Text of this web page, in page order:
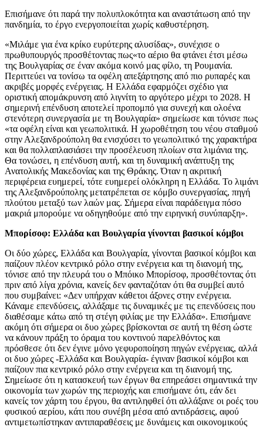
Επισήμανε ότι παρά την πολυπλοκότητα και αναστάτωση από την
πανδημία, το έργο ενεργοποιείται χωρίς καθυστέρηση.
«Μιλάμε για ένα κρίκο ευρύτερης αλυσίδας», συνέχισε ο
πρωθυπουργός προσθέτοντας πως«το αέριο θα φτάνει έτσι μέσω
της Βουλγαρίας σε έναν ακόμα κοινό μας φίλο, τη Ρουμανία.
Περιττεύει να τονίσω τα οφέλη απεξάρτησης από πιο ρυπαρές και
ακριβές μορφές ενέργειας. Η Ελλάδα εφαρμόζει σχέδιο για
οριστική απομάκρυνση από λιγνίτη το αργότερο μέχρι το 2028. Η
σημερινή επένδυση αποτελεί προπομπό για συνεχή και ολοένα
στενότερη συνεργασία με τη Βουλγαρία» σημείωσε και τόνισε πως
«τα οφέλη είναι και γεωπολιτικά. Η χωροθέτηση του νέου σταθμού
στην Αλεξανδρούπολη θα ενισχύσει το γεωπολιτικό της χαρακτήρα
και θα πολλαπλασιάσει την προσέλευση πλοίων στα λιμάνια της.
Θα τονώσει, η επένδυση αυτή, και τη δυναμική ανάπτυξη της
Ανατολικής Μακεδονίας και της Θράκης. Όταν η ακριτική
περιφέρεια ευημερεί, τότε ευημερεί ολόκληρη η Ελλάδα. Το λιμάνι
της Αλεξανδρούπολης μετατρέπεται σε κόμβο συνεργασίας, πηγή
πλούτου μεταξύ των λαών μας. Σήμερα είναι παράδειγμα πόσο
μακριά μπορούμε να οδηγηθούμε από την ειρηνική συνύπαρξη».
Μπορίσοφ: Ελλάδα και Βουλγαρία γίνονται βασικοί κόμβοι
Οι δύο χώρες, Ελλάδα και Βουλγαρία, γίνονται βασικοί κόμβοι και
παίζουν πλέον κεντρικό ρόλο στην ενέργεια και τη διανομή της,
τόνισε από την πλευρά του ο Μπόικο Μπορίσοφ, προσθέτοντας ότι
πριν από λίγα χρόνια, κανείς δεν φανταζόταν ότι θα συμβεί αυτό
που συμβαίνει: «Δεν υπήρχαν κάθετοι άξονες στην ενέργεια.
Κάναμε επενδύσεις, αλλάξαμε τις δυναμικές με τις επενδύσεις που
διαθέσαμε κάτω από τη στέγη φιλίας με την Ελλάδα». Επισήμανε
ακόμη ότι σήμερα οι δυο χώρες βρίσκονται σε αυτή τη θέση ώστε
να κάνουν πράξη το όραμα του κοντινού παρελθόντος και
πρόσθεσε ότι δεν έγινε μόνο γεφυροποίηση πηγών ενέργειας, αλλά
οι δυο χώρες -Ελλάδα και Βουλγαρία- έγιναν βασικοί κόμβοι και
παίζουν πια κεντρικό ρόλο στην ενέργεια και τη διανομή της.
Σημείωσε ότι η κατασκευή των έργων θα επηρεάσει σημαντικά την
οικονομία των χωρών της περιοχής και επισήμανε ότι, εάν δει
κανείς τον χάρτη του έργου, θα αντιληφθεί ότι αλλάξανε οι ροές του
φυσικού αερίου, κάτι που συνέβη μέσα από αντιδράσεις, αφού
αντιμετωπίστηκαν αντιπαραθέσεις με δυνάμεις και οικονομικούς